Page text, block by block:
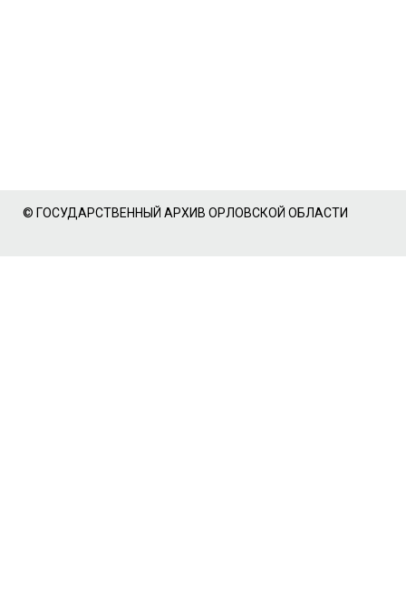
© ГОСУДАРСТВЕННЫЙ АРХИВ ОРЛОВСКОЙ ОБЛАСТИ